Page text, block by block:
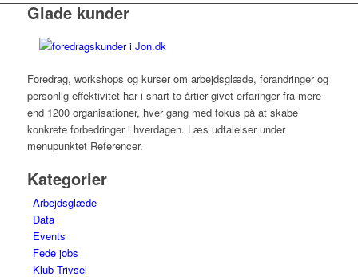
Glade kunder
Foredrag, workshops og kurser om arbejdsglæde, forandringer og
personlig effektivitet har i snart to årtier givet erfaringer fra mere
end 1200 organisationer, hver gang med fokus på at skabe
konkrete forbedringer i hverdagen. Læs udtalelser under
menupunktet Referencer.
Kategorier
Arbejdsglæde
Data
Events
Fede jobs
Klub Trivsel